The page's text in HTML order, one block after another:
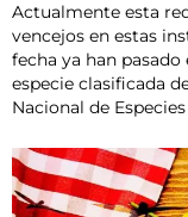
Actualmente esta
vencejos en estas
fecha ya han pasado
especie clasificada
Nacional de